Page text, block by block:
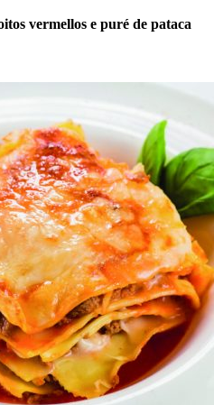
vermellos e puré de pataca